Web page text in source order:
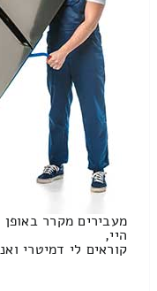
מעבירים מקרר באופן
היי,
קוראים לי דמיטרי